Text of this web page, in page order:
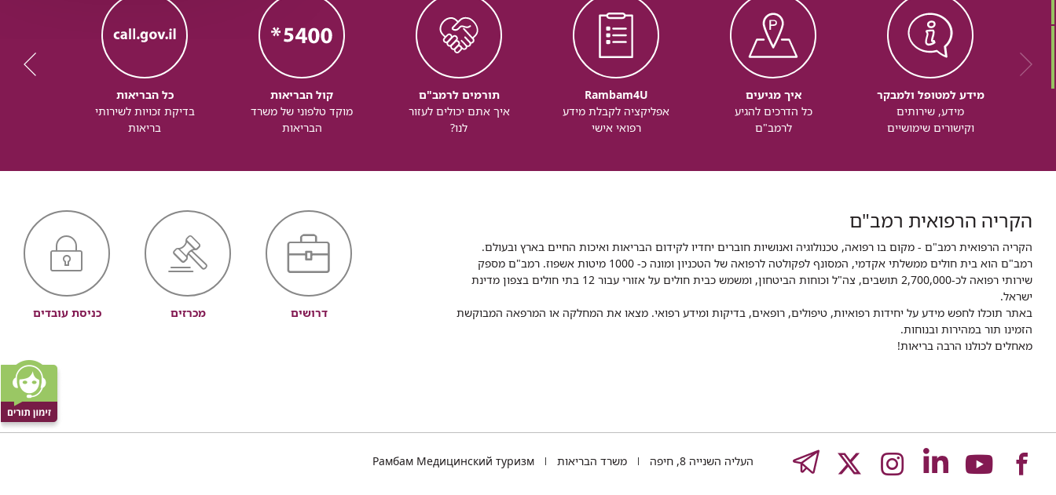
מידע למטופל ולמבקר
מידע, שירותים
וקישורים שימושיים
איך מגיעים
כל הדרכים להגיע
לרמב"ם
Rambam4U
אפליקציה לקבלת מידע
רפואי אישי
תורמים לרמב"ם
איך אתם יכולים לעזור
לנו?
קול הבריאות
מוקד טלפוני של משרד
הבריאות
כל הבריאות
בדיקת זכויות לשירותי
בריאות
הקריה הרפואית רמב"ם
הקריה הרפואית רמב"ם - מקום בו רפואה, טכנולוגיה ואנושיות חוברים יחדיו לקידום הבריאות ואיכות החיים בארץ ובעולם.
רמב"ם הוא בית חולים ממשלתי אקדמי, המסונף לפקולטה לרפואה של הטכניון ומונה כ- 1000 מיטות אשפוז. רמב"ם מספק
שירותי רפואה לכ-2,700,000 תושבים, צה"ל וכוחות הביטחון, ומשמש כבית חולים על אזורי עבור 12 בתי חולים בצפון מדינת
ישראל.
באתר תוכלו לחפש מידע על יחידות רפואיות, טיפולים, רופאים, בדיקות ומידע רפואי. מצאו את המחלקה או המרפאה המבוקשת
הזמינו תור במהירות ובנוחות.
מאחלים לכולנו הרבה בריאות!
דרושים מכרזים כניסת עובדים
לעמוד
לעמוד
לעמוד
לעמוד
לעמודTELEGRAM
העליה השנייה 8, חיפה משרד הבריאות Рамбам Медицинский туризм